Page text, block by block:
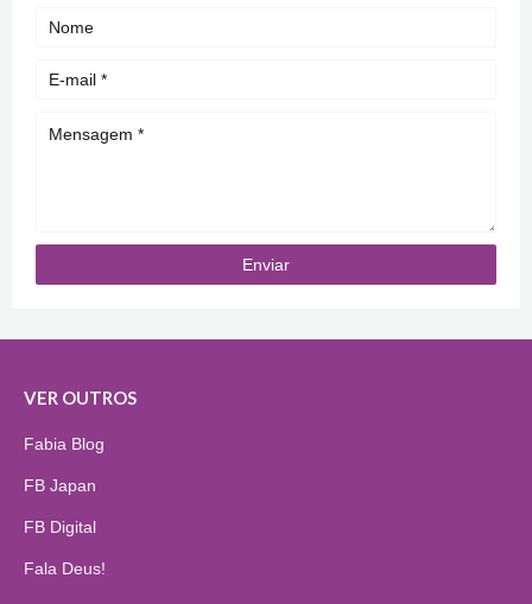
VER OUTROS
Fabia Blog
FB Japan
FB Digital
Fala Deus!